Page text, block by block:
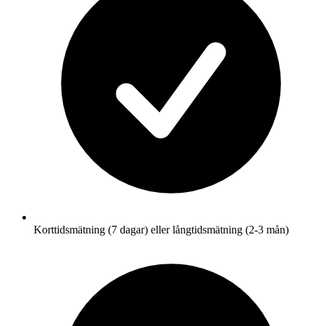
Korttidsmätning (7 dagar) eller långtidsmätning (2-3 mån)